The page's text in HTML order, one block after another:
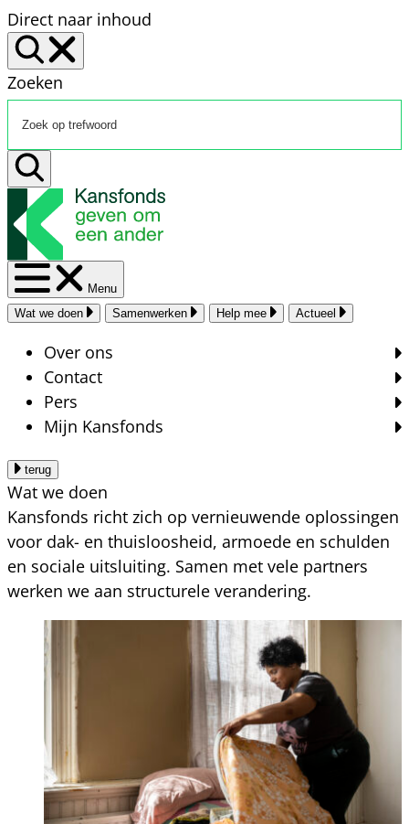
Direct naar inhoud
Zoeken
Menu
Wat we doen
Samenwerken Help mee Actueel
Over ons
Contact
Pers
Mijn Kansfonds
terug
Wat we doen
Kansfonds richt zich op vernieuwende oplossingen
voor dak- en thuisloosheid, armoede en schulden
en sociale uitsluiting. Samen met vele partners
werken we aan structurele verandering.